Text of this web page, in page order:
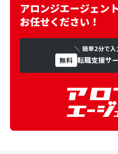
アロンジエージェン
お任せください！
＼ 簡単2分で
無料 転職支援サ